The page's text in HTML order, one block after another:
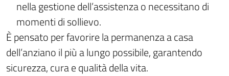
nella gestione dell’assistenza o necessitano di
momenti di sollievo.
È pensato per favorire la permanenza a casa
dell’anziano il più a lungo possibile, garantendo
sicurezza, cura e qualità della vita.